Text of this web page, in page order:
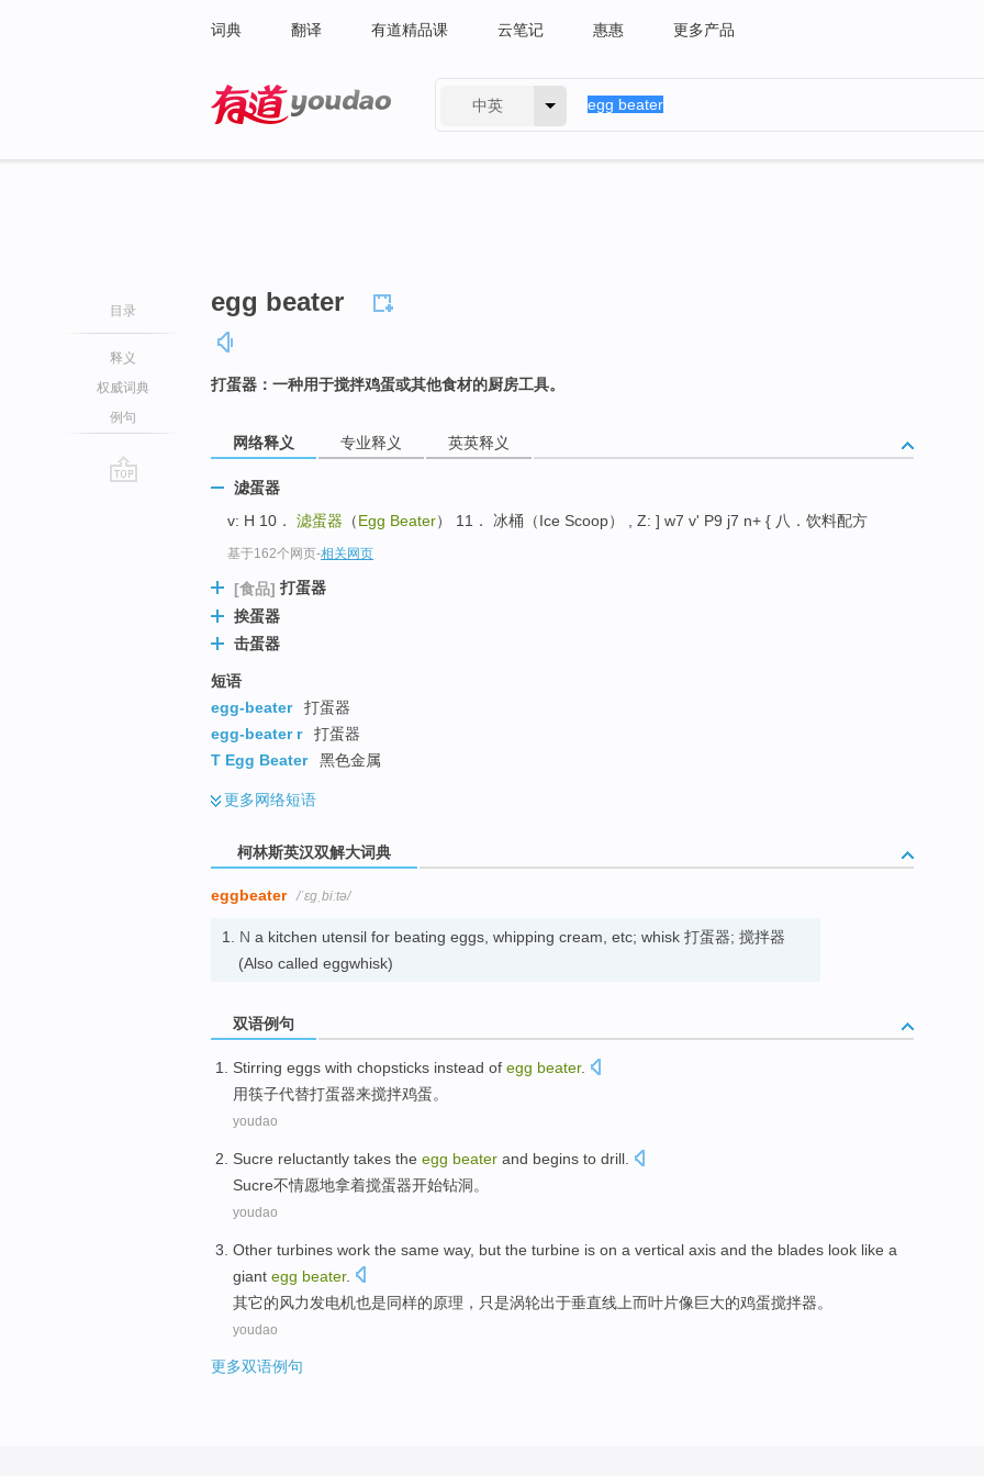
词典 翻译 有道精品课 云笔记 惠惠 更多产品
中英
目录
释义
权威词典
例句
egg beater
打蛋器：一种用于搅拌鸡蛋或其他食材的厨房工具。
网络释义 专业释义 英英释义
滤蛋器
v: H 10． 滤蛋器 （Egg Beater） 11． 冰桶（Ice Scoop） , Z: ] w7 v' P9 j7 n+ { 八．饮料配方
基于162个网页-相关网页
[食品] 打蛋器
挨蛋器
击蛋器
短语
egg-beater
打蛋器
egg-beater r
打蛋器
T Egg Beater
黑色金属
更多网络短语
柯林斯英汉双解大词典
eggbeater /ˈɛɡˌbiːtə/
1. N a kitchen utensil for beating eggs, whipping cream, etc; whisk 打蛋器; 搅拌器
(Also called eggwhisk)
双语例句
Stirring eggs with chopsticks instead of egg beater.
用筷子代替打蛋器来搅拌鸡蛋。
youdao
Sucre reluctantly takes the egg beater and begins to drill
Sucre不情愿地拿着搅蛋器开始钻洞。
youdao
Other turbines work the same way, but the turbine is on a vertical axis and the blades look like a
giant egg beater.
其它的风力发电机也是同样的原理， 只是涡轮出于垂直线 上而叶片像巨大的鸡蛋搅拌器。
youdao
更多双语例句